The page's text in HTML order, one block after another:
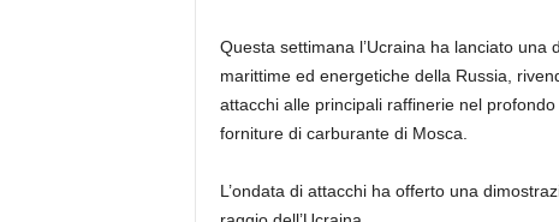
Questa settimana l’Ucraina ha lanciato
marittime ed energetiche della Russia,
attacchi alle principali raffinerie nel
forniture di carburante di Mosca.
L’ondata di attacchi ha offerto una